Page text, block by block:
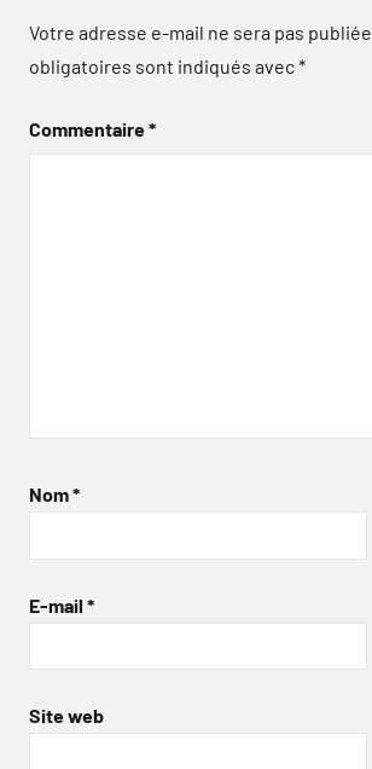
Votre adresse e-mail ne sera pas publiée.
obligatoires sont indiqués avec*
Commentaire*
Nom*
E-mail *
Site web